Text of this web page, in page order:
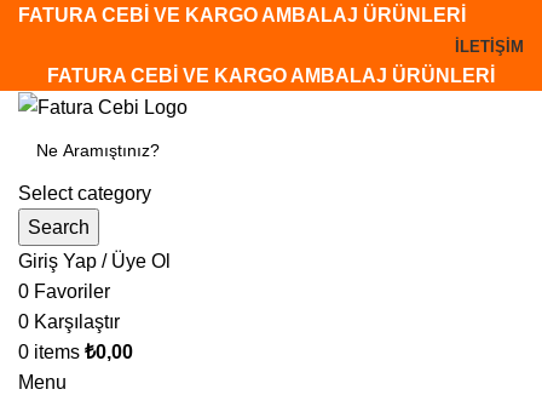
FATURA CEBİ VE KARGO AMBALAJ ÜRÜNLERİ
İLETİŞİM
FATURA CEBİ VE KARGO AMBALAJ ÜRÜNLERİ
Select category
Search
Giriş Yap / Üye Ol
0 Favoriler
0 Karşılaştır
0 items ₺0,00
Menu